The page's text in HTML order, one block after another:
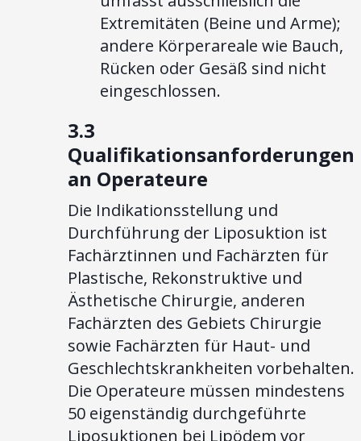
Extremitäten (Beine und Arme);
andere Körperareale wie Bauch,
Rücken oder Gesäß sind nicht
eingeschlossen.
3.3
Qualifikationsanforderungen
an Operateure
Die Indikationsstellung und
Durchführung der Liposuktion ist
Fachärztinnen und Fachärzten für
Plastische, Rekonstruktive und
Ästhetische Chirurgie, anderen
Fachärzten des Gebiets Chirurgie
sowie Fachärzten für Haut- und
Geschlechtskrankheiten vorbehalten.
Die Operateure müssen mindestens
50 eigenständig durchgeführte
Liposuktionen bei Lipödem vor